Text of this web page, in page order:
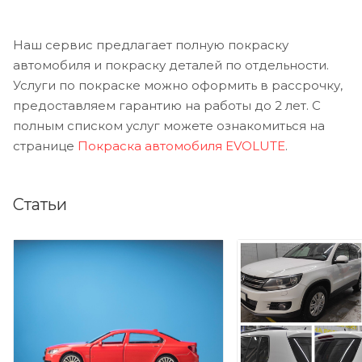
Наш сервис предлагает полную покраску
автомобиля и покраску деталей по отдельности.
Услуги по покраске можно оформить в рассрочку,
предоставляем гарантию на работы до 2 лет. С
полным списком услуг можете ознакомиться на
странице Покраска автомобиля EVOLUTE.
Статьи